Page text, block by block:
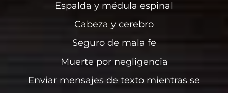
Espalda y médula espinal
Cabeza y cerebro
Seguro de mala fe
Muerte por negligencia
Enviar mensajes de texto mientras se